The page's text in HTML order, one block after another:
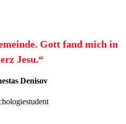
Gott fand mich in
Jesu.“
Denisov